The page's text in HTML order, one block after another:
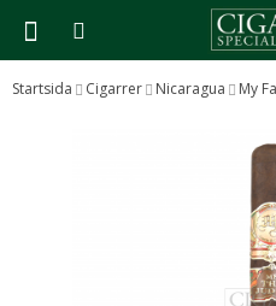
Startsida Cigarrer Nicaragua My